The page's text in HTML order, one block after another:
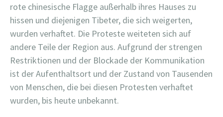
rote chinesische Flagge außerhalb ihres Hauses zu
hissen und diejenigen Tibeter, die sich weigerten,
wurden verhaftet. Die Proteste weiteten sich auf
andere Teile der Region aus. Aufgrund der strengen
Restriktionen und der Blockade der Kommunikation
ist der Aufenthaltsort und der Zustand von Tausenden
von Menschen, die bei diesen Protesten verhaftet
wurden, bis heute unbekannt.